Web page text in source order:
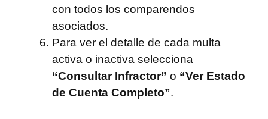
con todos los comparendos
asociados.
Para ver el detalle de cada multa
activa o inactiva selecciona
“Consultar Infractor” o “Ver Estado
de Cuenta Completo”.